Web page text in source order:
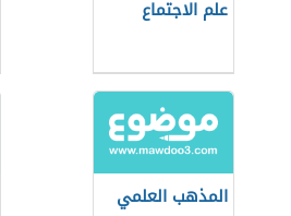
علم الاجتماع
المذهب العلمي